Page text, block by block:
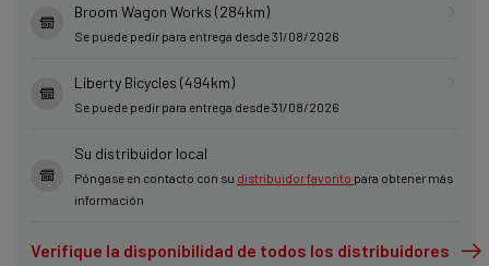
Broom Wagon Works (284km)
Se puede pedir para entrega desde 31/08/2026
Liberty Bicycles (494km)
Se puede pedir para entrega desde 31/08/2026
Su distribuidor local
Póngase en contacto con su distribuidor favorito para obtener más
información
Verifique la disponibilidad de todos los distribuidores